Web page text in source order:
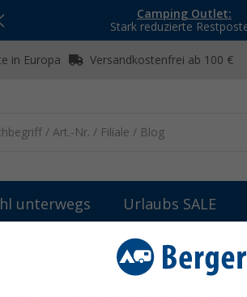
Camping Outlet:
Stark reduzierte
in Europa Versandkostenfrei ab 100 €
unterwegs Urlaubs SALE